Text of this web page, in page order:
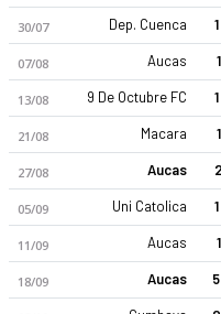
30/07 Dep. Cuenca
07/08 Aucas
13/08 9 De Octubre FC
21/08 Macara
27/08 Aucas
05/09 Uni Catolica
11/09 Aucas
18/09 Aucas